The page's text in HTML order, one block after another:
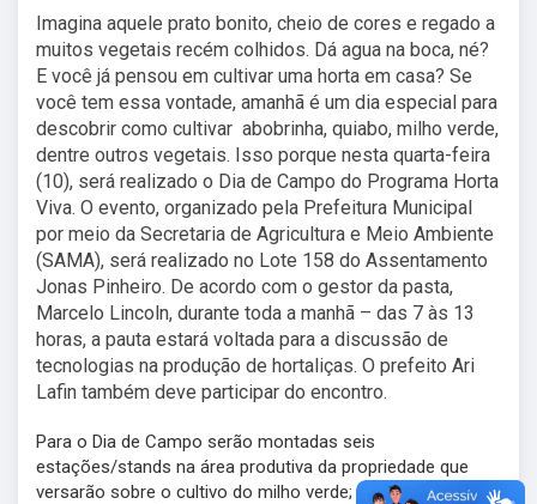
Imagina aquele prato bonito, cheio de cores e regado a
muitos vegetais recém colhidos. Dá agua na boca, né?
E você já pensou em cultivar uma horta em casa? Se
você tem essa vontade, amanhã é um dia especial para
descobrir como cultivar abobrinha, quiabo, milho verde,
dentre outros vegetais. Isso porque nesta quarta-feira
(10), será realizado o Dia de Campo do Programa Horta
Viva. O evento, organizado pela Prefeitura Municipal
por meio da Secretaria de Agricultura e Meio Ambiente
(SAMA), será realizado no Lote 158 do Assentamento
Jonas Pinheiro. De acordo com o gestor da pasta,
Marcelo Lincoln, durante toda a manhã – das 7 às 13
horas, a pauta estará voltada para a discussão de
tecnologias na produção de hortaliças. O prefeito Ari
Lafin também deve participar do encontro.
Para o Dia de Campo serão montadas seis
estações/stands na área produtiva da propriedade que
versarão sobre o cultivo do milho verde; quiabo (manejo